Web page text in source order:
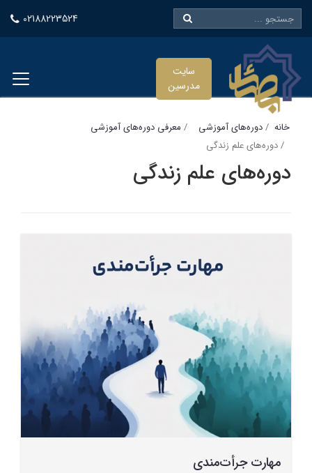
02188223524
سایت
مدرسین
خانه دوره‌های آموزشی
معرفی دوره‌های آموزشی
دوره‌های علم زندگی
دوره‌های علم زندگی
مهارت جرأت‌مندی